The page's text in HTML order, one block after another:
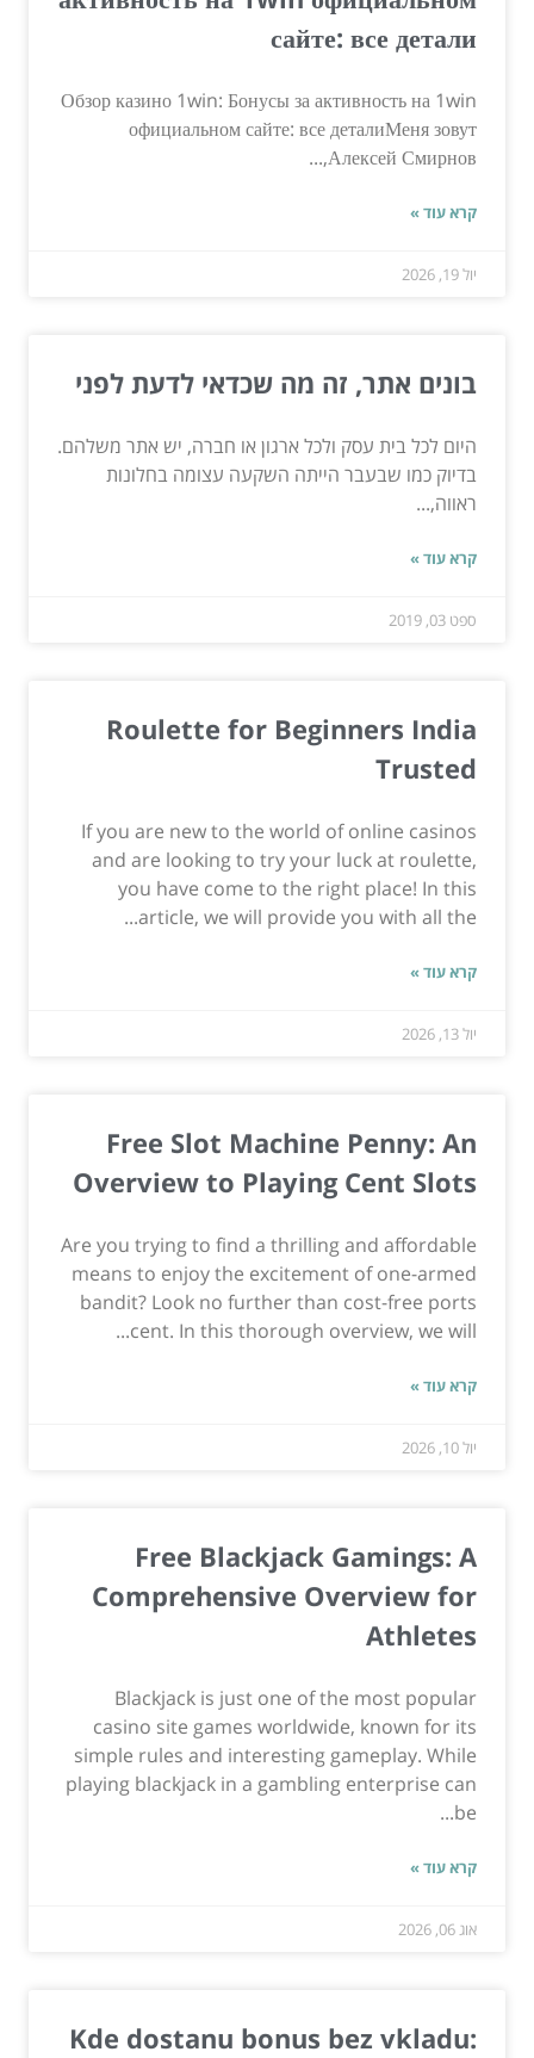
сайте: все детали
Обзор казино 1win: Бонусы за активность на 1win
официальном сайте: все деталиМеня зовут
Алексей Смирнов,...
קרא עוד »
יול 19, 2026
בונים אתר, זה מה שכדאי לדעת לפני
היום לכל בית עסק ולכל ארגון או חברה, יש אתר משלהם.
בדיוק כמו שבעבר הייתה השקעה עצומה בחלונות
ראווה,...
קרא עוד »
ספט 03, 2019
Roulette for Beginners India
Trusted
If you are new to the world of online casinos
and are looking to try your luck at roulette,
you have come to the right place! In this
article, we will provide you with all the...
קרא עוד »
יול 13, 2026
Free Slot Machine Penny: An
Overview to Playing Cent Slots
Are you trying to find a thrilling and affordable
means to enjoy the excitement of one-armed
bandit? Look no further than cost-free ports
cent. In this thorough overview, we will...
קרא עוד »
יול 10, 2026
Free Blackjack Gamings: A
Comprehensive Overview for
Athletes
Blackjack is just one of the most popular
casino site games worldwide, known for its
simple rules and interesting gameplay. While
playing blackjack in a gambling enterprise can
be...
קרא עוד »
אוג 06, 2026
Kde dostanu bonus bez vkladu: